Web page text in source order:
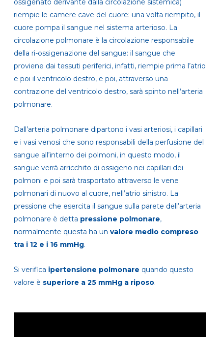
ossigenato derivante dalla circolazione sistemica)
riempie le camere cave del cuore: una volta riempito, il
cuore pompa il sangue nel sistema arterioso. La
circolazione polmonare è la circolazione responsabile
della ri-ossigenazione del sangue: il sangue che
proviene dai tessuti periferici, infatti, riempie prima l’atrio
e poi il ventricolo destro, e poi, attraverso una
contrazione del ventricolo destro, sarà spinto nell’arteria
polmonare.
Dall’arteria polmonare dipartono i vasi arteriosi, i capillari
e i vasi venosi che sono responsabili della perfusione del
sangue all’interno dei polmoni, in questo modo, il
sangue verrà arricchito di ossigeno nei capillari dei
polmoni e poi sarà trasportato attraverso le vene
polmonari di nuovo al cuore, nell’atrio sinistro. La
pressione che esercita il sangue sulla parete dell’arteria
polmonare è detta pressione polmonare,
normalmente questa ha un valore medio compreso
tra i 12 e i 16 mmHg.
Si verifica ipertensione polmonare quando questo
valore è superiore a 25 mmHg a riposo.